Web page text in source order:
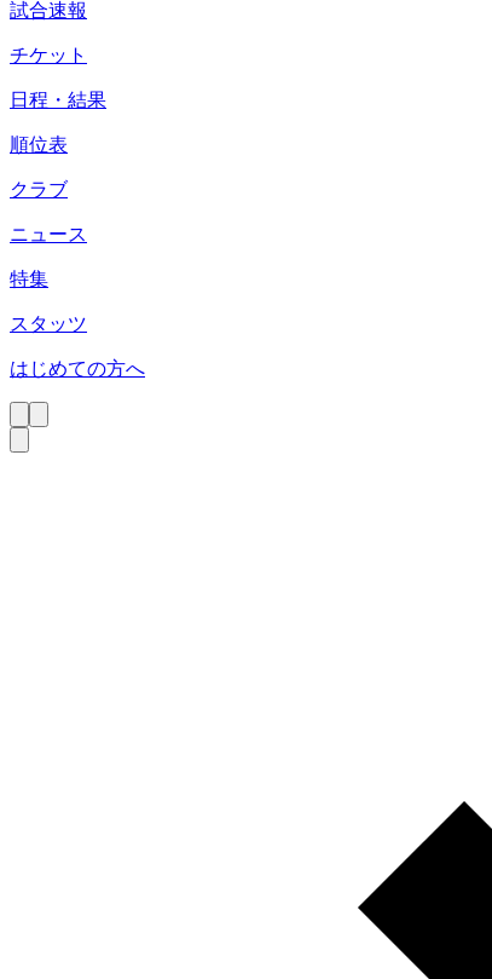
試合速報
チケット
日程・結果
順位表
クラブ
ニュース
特集
スタッツ
はじめての方へ